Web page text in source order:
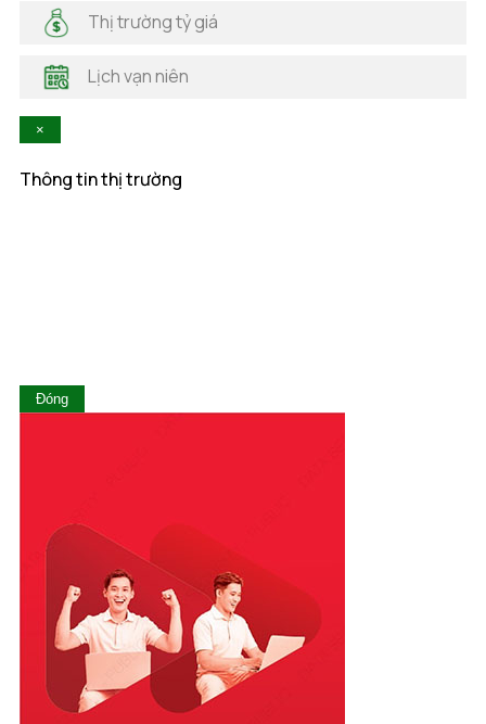
Hà Tĩnh
Hòa Bình
Lai Châu
Quảng Ngãi
Quảng Ninh
Quảng Trị
Sóc Trăng
Sơn La
Tây Ninh
Thái Bình
Thái Nguyên
Thị trường tỷ giá
Lịch vạn niên
×
Thông tin thị trường
Đóng